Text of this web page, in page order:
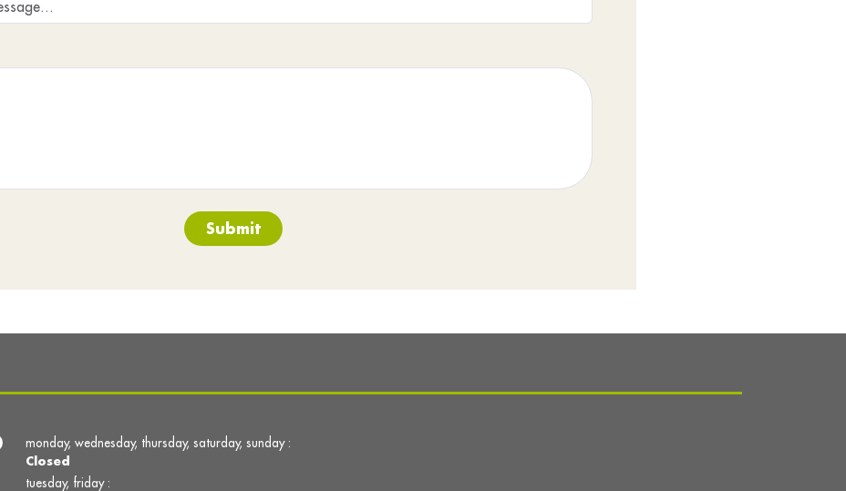
Submit
monday, wednesday, thursday, saturday, sunday :
Closed
tuesday, friday :